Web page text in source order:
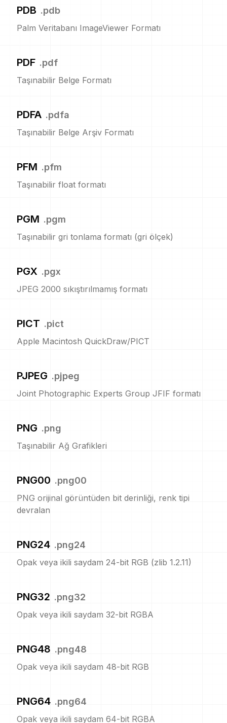
PDB .pdb
Palm Veritabanı ImageViewer Formatı
PDF .pdf
Taşınabilir Belge Formatı
PDFA .pdfa
Taşınabilir Belge Arşiv Formatı
PFM .pfm
Taşınabilir float formatı
PGM .pgm
Taşınabilir gri tonlama formatı (gri ölçek)
PGX .pgx
JPEG 2000 sıkıştırılmamış formatı
PICT .pict
Apple Macintosh QuickDraw/PICT
PJPEG .pjpeg
Joint Photographic Experts Group JFIF formatı
PNG .png
Taşınabilir Ağ Grafikleri
PNG00 .png00
PNG orijinal görüntüden bit derinliği, renk tipi
devralan
PNG24 .png24
Opak veya ikili saydam 24-bit RGB (zlib 1.2.11)
PNG32 .png32
Opak veya ikili saydam 32-bit RGBA
PNG48 .png48
Opak veya ikili saydam 48-bit RGB
PNG64 .png64
Opak veya ikili saydam 64-bit RGBA